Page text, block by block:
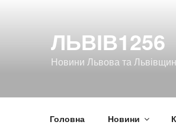
ЛЬВІВ1256
Новини Львова та
Головна Новини